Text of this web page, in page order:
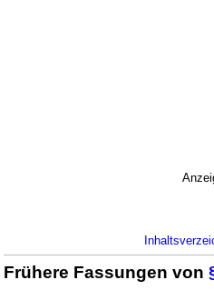
Frühere Fassungen von